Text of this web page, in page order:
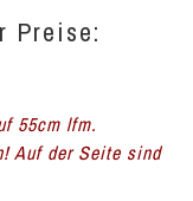
Preise:
55cm lfm.
Auf der Seite sind